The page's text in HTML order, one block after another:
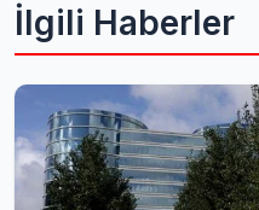
İlgili Haberler